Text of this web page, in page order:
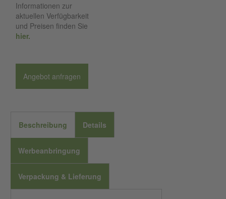
Informationen zur
aktuellen Verfügbarkeit
und Preisen finden Sie
hier.
Angebot anfragen
Beschreibung Details
Werbeanbringung
Verpackung & Lieferung